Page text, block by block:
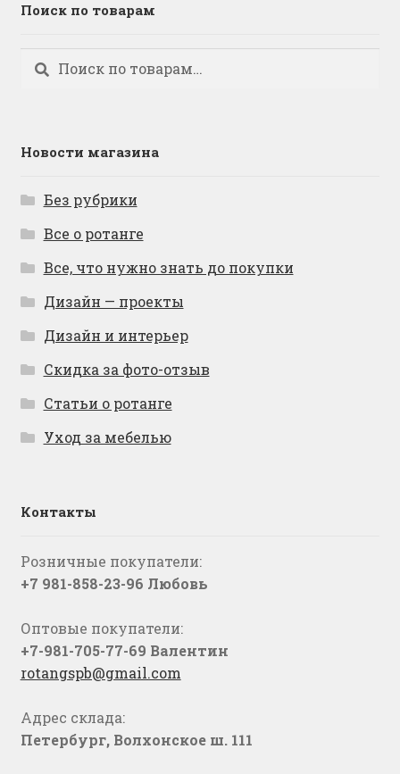
Поиск по товарам
Искать:
Поиск
Новости магазина
Без рубрики
Все о ротанге
Все, что нужно знать до покупки
Дизайн — проекты
Дизайн и интерьер
Скидка за фото-отзыв
Статьи о ротанге
Уход за мебелью
Контакты
Розничные покупатели:
+7 981-858-23-96 Любовь
Оптовые покупатели:
+7-981-705-77-69 Валентин
rotangspb@gmail.com
Адрес склада:
Петербург, Волхонское ш. 111